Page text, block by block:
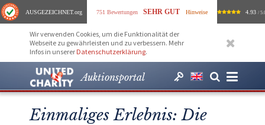
AUSGEZEICHNET.org 751 Bewertungen SEHR GUT Hinweise 4.93 /
Wir verwenden Cookies, um die Funktionalität der
Webseite zu gewährleisten und zu verbessern. Mehr
Infos in unserer Datenschutzerklärung.
Auktionsportal
Einmaliges Erlebnis: Die